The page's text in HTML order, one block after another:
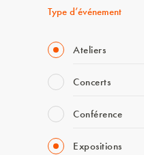
Type d’événement
Ateliers
Concerts
Conférence
Expositions